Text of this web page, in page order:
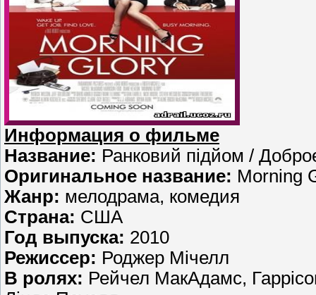
Информация о фильме
Название: Ранковий підйом /
Оригинальное название: Morning
Жанр: мелодрама, комедия
Страна: США
Год выпуска: 2010
Режиссер: Роджер Мічелл
В ролях: Рейчел МакАдамс,